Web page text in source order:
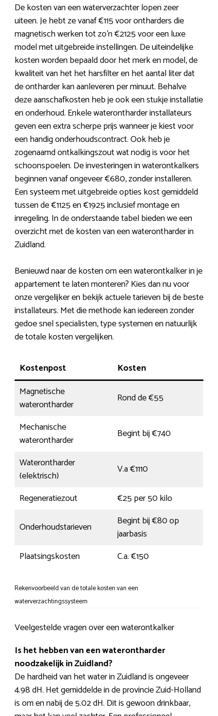
De kosten van een waterverzachter lopen zeer
uiteen. Je hebt ze vanaf €115 voor ontharders die
magnetisch werken tot zo’n €2125 voor een luxe
model met uitgebreide instellingen. De uiteindelijke
kosten worden bepaald door het merk en model, de
kwaliteit van het het harsfilter en het aantal liter dat
de ontharder kan aanleveren per minuut. Behalve
deze aanschafkosten heb je ook een stukje installatie
en onderhoud. Enkele waterontharder installateurs
geven een extra scherpe prijs wanneer je kiest voor
een handig onderhoudscontract. Ook heb je
zogenaamd ontkalkingszout wat nodig is voor het
schoonspoelen. De investeringen in waterontkalkers
beginnen vanaf ongeveer €680, zonder installeren.
Een systeem met uitgebreide opties kost gemiddeld
tussen de €1125 en €1925 inclusief montage en
inregeling. In de onderstaande tabel bieden we een
overzicht met de kosten van een waterontharder in
Zuidland.
Benieuwd naar de kosten om een waterontkalker in je
appartement te laten monteren? Kies dan nu voor
onze vergelijker en bekijk actuele tarieven bij de beste
installateurs. Met die methode kan iedereen zonder
gedoe snel specialisten, type systemen en natuurlijk
de totale kosten vergelijken.
Kostenpost
Kosten
Magnetische
waterontharder
Rond de €55
Mechanische
waterontharder
Begint bij €740
Waterontharder
(elektrisch)
V.a €1110
Regeneratiezout
€25 per 50 kilo
Onderhoudstarieven
Begint bij €80 op
jaarbasis
Plaatsingskosten
C.a. €150
Rekenvoorbeeld van de totale kosten van een
waterverzachtingssysteem
Veelgestelde vragen over een waterontkalker
Is het hebben van een waterontharder
noodzakelijk in Zuidland?
De hardheid van het water in Zuidland is ongeveer
4.98 dH. Het gemiddelde in de provincie Zuid-Holland
is om en nabij de 5.02 dH. Dit is gewoon drinkbaar,